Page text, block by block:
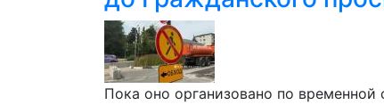
Пока оно организовано по временной